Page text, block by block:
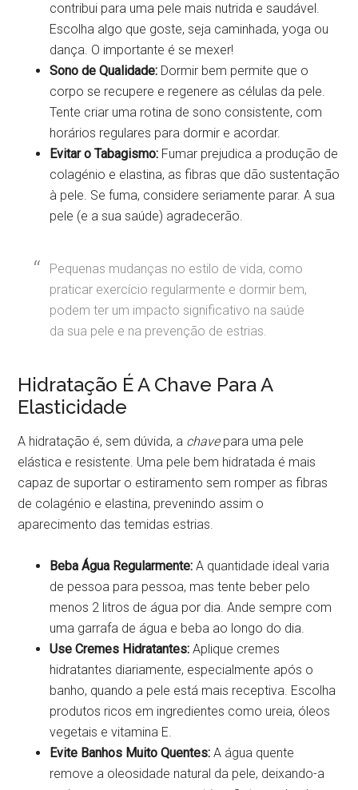
contribui para uma pele mais nutrida e saudável.
Escolha algo que goste, seja caminhada, yoga ou
dança. O importante é se mexer!
Sono de Qualidade: Dormir bem permite que o
corpo se recupere e regenere as células da pele.
Tente criar uma rotina de sono consistente, com
horários regulares para dormir e acordar.
Evitar o Tabagismo: Fumar prejudica a produção de
colagénio e elastina, as fibras que dão sustentação
à pele. Se fuma, considere seriamente parar. A sua
pele (e a sua saúde) agradecerão.
Pequenas mudanças no estilo de vida, como
praticar exercício regularmente e dormir bem,
podem ter um impacto significativo na saúde
da sua pele e na prevenção de estrias.
Hidratação É A Chave Para A
Elasticidade
A hidratação é, sem dúvida, a chavepara uma pele
elástica e resistente. Uma pele bem hidratada é mais
capaz de suportar o estiramento sem romper as fibras
de colagénio e elastina, prevenindo assim o
aparecimento das temidas estrias.
Beba Água Regularmente: A quantidade ideal varia
de pessoa para pessoa, mas tente beber pelo
menos 2 litros de água por dia. Ande sempre com
uma garrafa de água e beba ao longo do dia.
Use Cremes Hidratantes: Aplique cremes
hidratantes diariamente, especialmente após o
banho, quando a pele está mais receptiva. Escolha
produtos ricos em ingredientes como ureia, óleos
vegetais e vitamina E.
Evite Banhos Muito Quentes: A água quente
remove a oleosidade natural da pele, deixando-a